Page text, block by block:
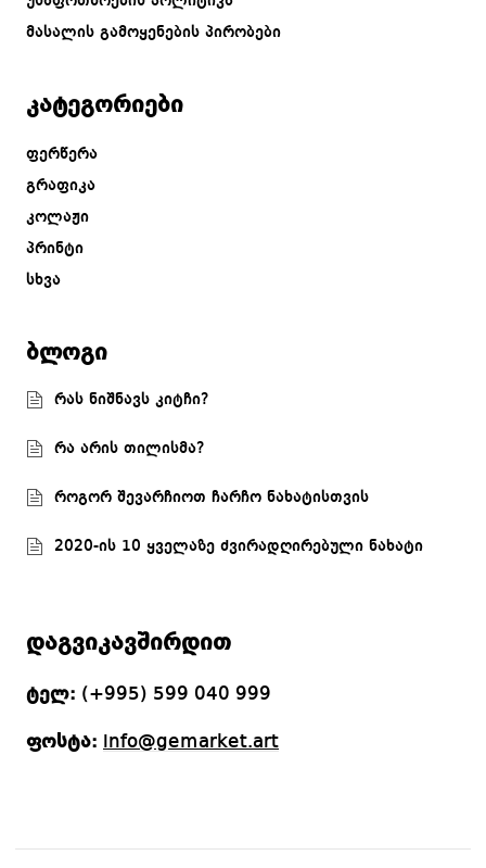
მასალის გამოყენების პირობები
კატეგორიები
ფერწერა
გრაფიკა
კოლაჟი
პრინტი
სხვა
ბლოგი
რას ნიშნავს კიტჩი?
რა არის თილისმა?
როგორ შევარჩიოთ ჩარჩო ნახატისთვის
2020-ის 10 ყველაზე ძვირადღირებული ნახატი
დაგვიკავშირდით
ტელ: (+995) 599 040 999
ფოსტა: info@gemarket.art